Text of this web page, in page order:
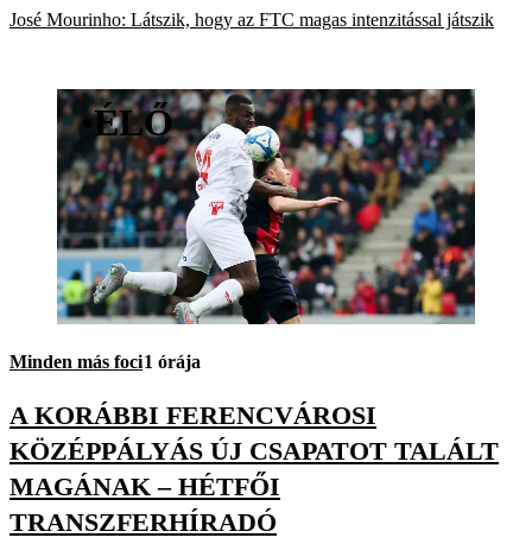
José Mourinho: Látszik, hogy az FTC magas intenzitással játszik
•ÉLŐ
Minden más foci1 órája
A KORÁBBI FERENCVÁROSI
KÖZÉPPÁLYÁS ÚJ CSAPATOT TALÁLT
MAGÁNAK – HÉTFŐI
TRANSZFERHÍRADÓ